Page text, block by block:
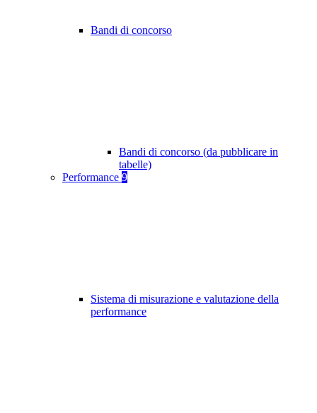
Bandi di concorso
Bandi di concorso (da pubblicare in
tabelle)
Performance 9
Sistema di misurazione e valutazione della
performance